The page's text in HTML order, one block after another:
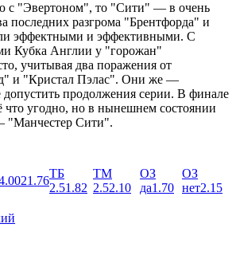
с "Эвертоном", то "Сити" ― в очень
последних разгрома "Брентфорда" и
эффектными и эффективными. С
Кубка Англии у "горожан"
учитывая два поражения от
и "Кристал Пэлас". Они же ―
продолжения серии. В финале
что угодно, но в нынешнем состоянии
"Манчестер Сити".
21.76
ТБ
2.51.82
ТМ
2.52.10
ОЗ
да1.70
ОЗ
нет2.15